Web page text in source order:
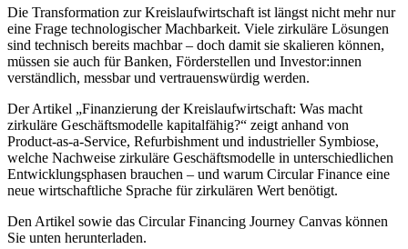
Die Transformation zur Kreislaufwirtschaft ist längst nicht mehr nur
eine Frage technologischer Machbarkeit. Viele zirkuläre Lösungen
sind technisch bereits machbar – doch damit sie skalieren können,
müssen sie auch für Banken, Förderstellen und Investor:innen
verständlich, messbar und vertrauenswürdig werden.
Der Artikel „Finanzierung der Kreislaufwirtschaft: Was macht
zirkuläre Geschäftsmodelle kapitalfähig?“ zeigt anhand von
Product-as-a-Service, Refurbishment und industrieller Symbiose,
welche Nachweise zirkuläre Geschäftsmodelle in unterschiedlichen
Entwicklungsphasen brauchen – und warum Circular Finance eine
neue wirtschaftliche Sprache für zirkulären Wert benötigt.
Den Artikel sowie das Circular Financing Journey Canvas können
Sie unten herunterladen.